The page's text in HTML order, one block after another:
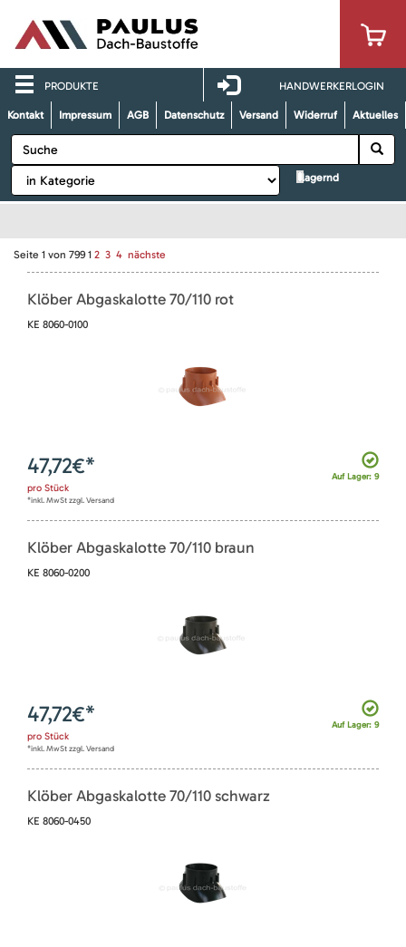
PRODUKTE HANDWERKERLOGIN
Kontakt Impressum AGB Datenschutz Versand Widerruf Aktuelles
lagernd
Seite 1 von 799 1 2 3 4 nächste
Klöber Abgaskalotte 70/110 rot
KE 8060-0100
Auf Lager: 9
47,72€*
pro Stück
*inkl. MwSt zzgl. Versand
Klöber Abgaskalotte 70/110 braun
KE 8060-0200
Auf Lager: 9
47,72€*
pro Stück
*inkl. MwSt zzgl. Versand
Klöber Abgaskalotte 70/110 schwarz
KE 8060-0450